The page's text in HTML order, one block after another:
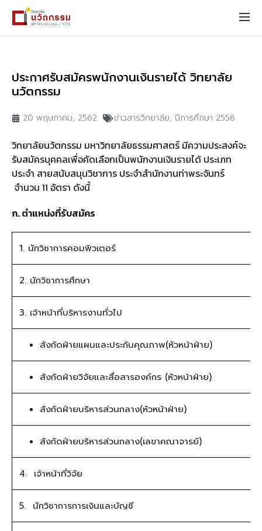
ประกาศรับสมัครพนักงานเงินรายได้ วิทยาลัย
นวัตกรรม
20 พฤษภาคม, 2562 ข่าวสารวิทยาลัย, ปีการศึกษา 2558
วิทยาลัยนวัตกรรม มหาวิทยาลัยธรรมศาสตร์ มีความประสงค์จะ
รับสมัครบุคคลเพื่อคัดเลือกเป็นพนักงานเงินรายได้ ประเภท
ประจำ สายสนับสนุนวิชาการ ประจำสำนักงานท่าพระจันทร์
จำนวน 11 อัตรา ดังนี้
ก. ตำแหน่งที่รับสมัคร
1. นักวิชาการคอมพิวเตอร์
2. นักวิชาการศึกษา
3. เจ้าหน้าที่บริหารงานทั่วไป
สังกัดฝ่ายแผนและประกันคุณภาพ(หัวหน้าฝ่าย)
สังกัดฝ่ายวิจัยและสื่อสารองค์กร (หัวหน้าฝ่าย)
สังกัดฝ่ายบริหารส่วนกลาง(หัวหน้าฝ่าย)
สังกัดฝ่ายบริหารส่วนกลาง(เลขาคณาจารย์)
4. เจ้าหน้าที่วิจัย
5. นักวิชาการการเงินและบัญชี